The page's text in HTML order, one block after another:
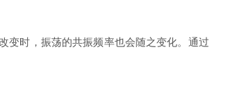
变时，振荡的共振频率也会随之变化。通过